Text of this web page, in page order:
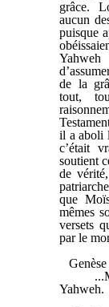
grâce.
aucun
puisque
de la
tout,
il a aboli
c’était
soutient
de
que
mêmes
versets
par le
Yahweh.